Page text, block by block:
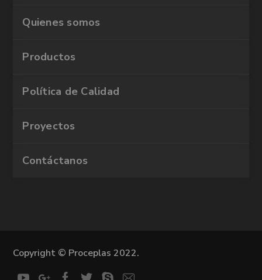
Quienes somos
Productos
Política de Calidad
Proyectos
Contáctanos
Copyright © Proceplas 2022.